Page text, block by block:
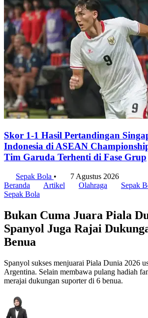
Skor 1-1 Hasil Pertandingan
Indonesia di ASEAN
Tim Garuda Terhenti di Fase Grup
Sepak Bola •
7 Agustus 2026
Beranda
Artikel Olahraga
Sepak
Sepak Bola
Bukan Cuma Juara Piala
Spanyol Juga Rajai
Benua
Spanyol sukses menjuarai Piala Dunia 2026
Argentina. Selain membawa pulang hadiah
merajai dukungan suporter di 6 benua.